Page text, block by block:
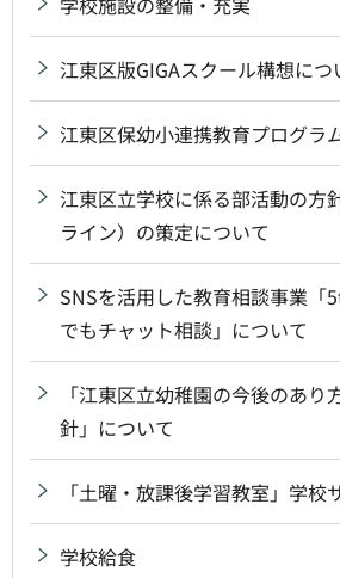
江東区版GIGAスクール構想につ
江東区保幼小連携教育プログラ
江東区立学校に係る部活動の方
ライン）の策定について
SNSを活用した教育相談事業「
でもチャット相談」について
「江東区立幼稚園の今後のあり
針」について
「土曜・放課後学習教室」学校
学校給食